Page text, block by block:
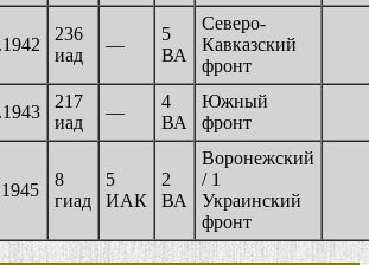
236
иад
—
5
ВА
Северо-
Кавказский
фронт
217
иад
—
4
ВА
Южный
фронт
8
гиад
5
ИАК
2
ВА
Воронежский
/ 1
Украинский
фронт